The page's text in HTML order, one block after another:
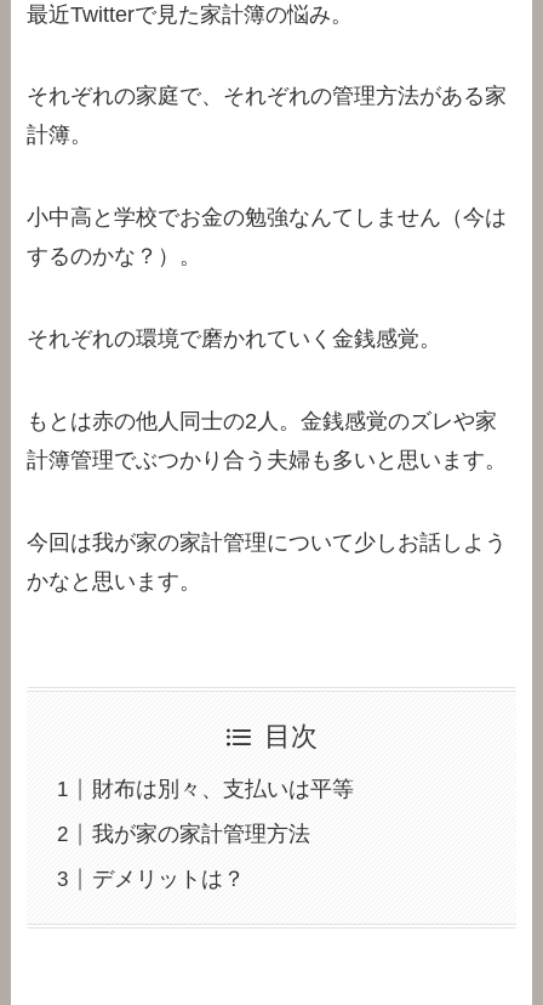
最近Twitterで見た家計簿の悩み。
それぞれの家庭で、それぞれの管理方法がある家
計簿。
小中高と学校でお金の勉強なんてしません（今は
するのかな？）。
それぞれの環境で磨かれていく金銭感覚。
もとは赤の他人同士の2人。金銭感覚のズレや家
計簿管理でぶつかり合う夫婦も多いと思います。
今回は我が家の家計管理について少しお話しよう
かなと思います。
目次
財布は別々、支払いは平等
我が家の家計管理方法
デメリットは？